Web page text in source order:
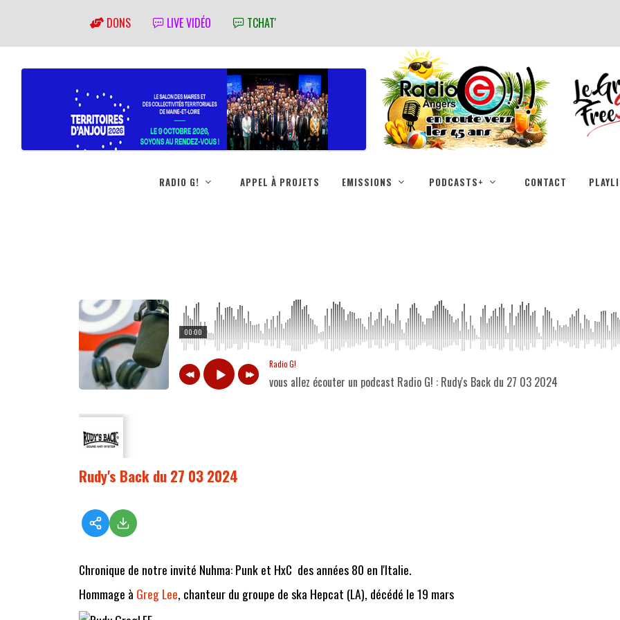
DONS LIVE VIDÉO TCHAT'
RADIO G! APPEL À PROJETS EMISSIONS PODCASTS+ CONTACT
00:00
Radio G!
vous allez écouter un podcast Radio G! : Rudy's Back du 27 03 2024
Rudy's Back du 27 03 2024
Chronique de notre invité Nuhma: Punk et HxC des années 80 en l'Italie.
Hommage à Greg Lee, chanteur du groupe de ska Hepcat (LA), décédé le 19 mars